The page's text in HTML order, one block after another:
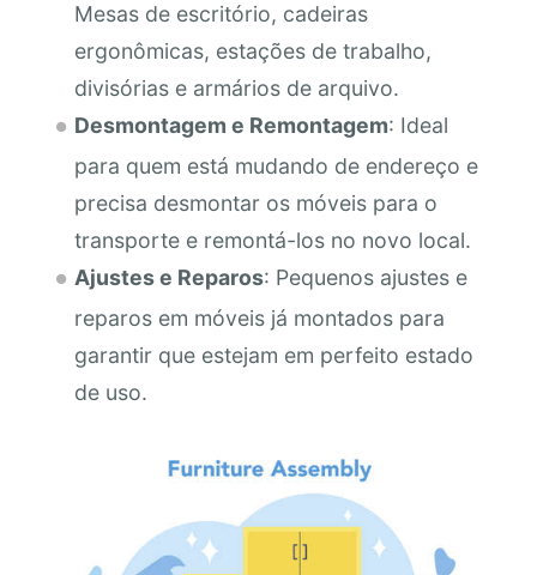
Mesas de escritório, cadeiras
ergonômicas, estações de trabalho,
divisórias e armários de arquivo.
Desmontagem e Remontagem: Ideal
para quem está mudando de endereço e
precisa desmontar os móveis para o
transporte e remontá-los no novo local.
Ajustes e Reparos: Pequenos ajustes e
reparos em móveis já montados para
garantir que estejam em perfeito estado
de uso.